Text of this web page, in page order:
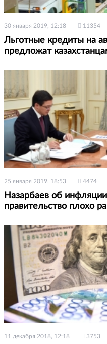
30 января 2019, 12:18 11354
Льготные кредиты на
предложат
25 января 2019, 18:53 4474
Назарбаев об
правительство плохо
11 декабря 2018, 12:18 3753